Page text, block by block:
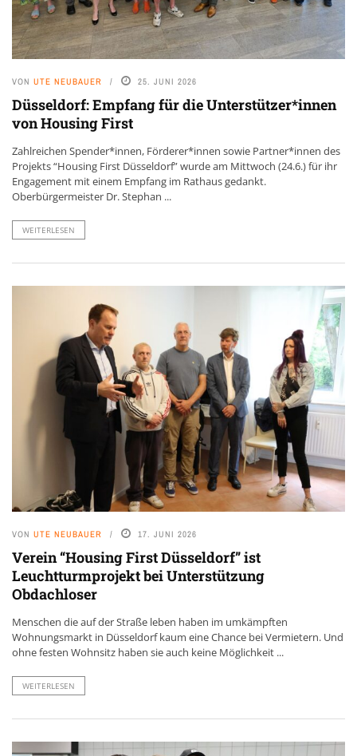
VON UTE NEUBAUER 25. JUNI 2026
Düsseldorf: Empfang für die Unterstützer*innen
von Housing First
Zahlreichen Spender*innen, Förderer*innen sowie Partner*innen des
Projekts “Housing First Düsseldorf” wurde am Mittwoch (24.6.) für ihr
Engagement mit einem Empfang im Rathaus gedankt.
Oberbürgermeister Dr. Stephan ...
WEITERLESEN
VON UTE NEUBAUER 17. JUNI 2026
Verein “Housing First Düsseldorf” ist
Leuchtturmprojekt bei Unterstützung
Obdachloser
Menschen die auf der Straße leben haben im umkämpften
Wohnungsmarkt in Düsseldorf kaum eine Chance bei Vermietern. Und
ohne festen Wohnsitz haben sie auch keine Möglichkeit ...
WEITERLESEN